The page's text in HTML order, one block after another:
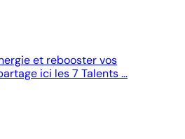
et rebooster vos
ici les 7 Talents …